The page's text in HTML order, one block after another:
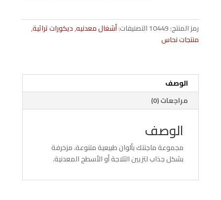
طبيعية
اشكال
رمز المنتج:10449التصنيفات:أشغال معدنيه,ديكورات تراثية,
منتجات نحاس
الوصف
مراجعات (0)
الوصف
مجموعة ماجنتك بألوان طبيعية متنوعة، مزخرفة
بشكل جذاب لتزيين الثلاجة أو الأسطح المعدنية.